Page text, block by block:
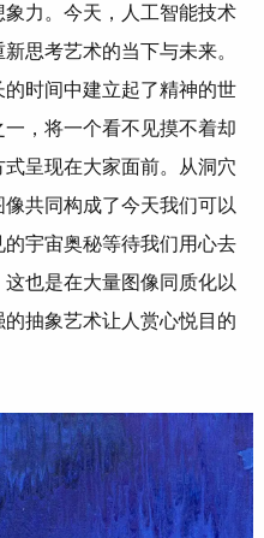
力。今天，人工智能技术
思考艺术的当下与未来。
时间中建立起了精神的世
，将一个看不见摸不着却
呈现在大家面前。从洞穴
共同构成了今天我们可以
宇宙奥秘等待我们用心去
也是在大量图像同质化以
抽象艺术让人赏心悦目的